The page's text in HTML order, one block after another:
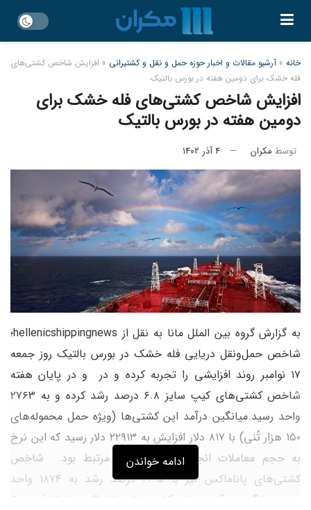
خانه » آرشیو مقالات و اخبار حوزه حمل و نقل و کشتیرانی » افزایش شاخص کشتی‌های
فله خشک برای دومین هفته در بورس بالتیک
افزایش شاخص کشتی‌های فله خشک برای
دومین هفته در بورس بالتیک
توسط مکران ۴ آذر ۱۴۰۲
به گزارش گروه بین الملل مانا به نقل از hellenicshippingnews؛
شاخص حمل‌و‌نقل دریایی فله خشک در بورس بالتیک روز جمعه
۱۷ نوامبر روند افزایشی را تجربه کرده و در و در پایان هفته
شاخص کشتی‌های کیپ سایز ۶.۸ درصد رشد کرده و به ۲۷۶۳
واحد رسید.میانگین درآمد این کشتی‌ها (ویژه حمل محموله‌های
۱۵۰ هزار تُنی) با ۸۱۷ دلار افزایش به ۲۲۹۱۳ دلار رسید که این نرخ
به حجم معاملات انجام شده در چین مرتبط بود. شاخص
کشتی‌های پاناماکس نیز با ۲۲.۵ درصد رشد به ۱۸۷۴ واحد
رسید.میانگین درآمد روزانه کشتی‌های پاناماکس با ظرفیت ۶۰
ادامه خواندن